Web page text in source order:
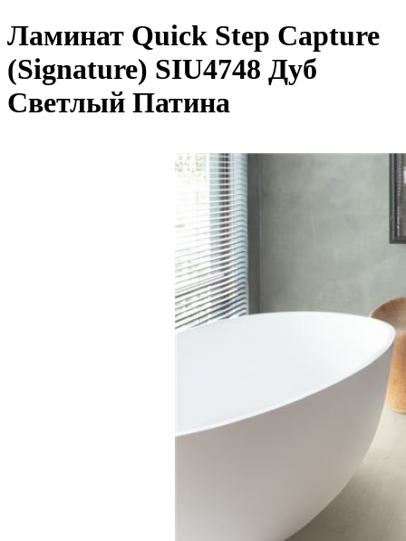
Ламинат Quick Step Capture
(Signature) SIU4748 Дуб
Светлый Патина